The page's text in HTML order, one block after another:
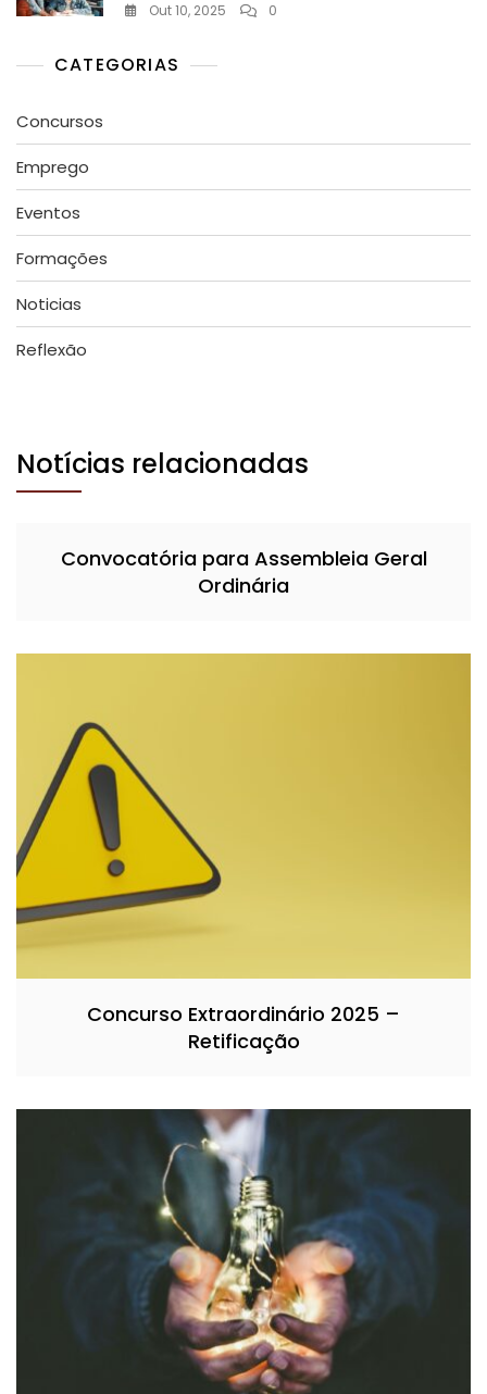
Out 10, 2025 0
CATEGORIAS
Concursos
Emprego
Eventos
Formações
Noticias
Reflexão
Notícias relacionadas
Convocatória para Assembleia Geral
Ordinária
Concurso Extraordinário 2025 –
Retificação